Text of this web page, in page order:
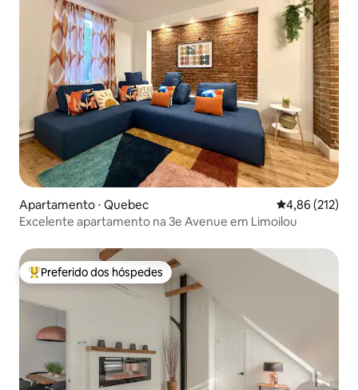
Apartamento ⋅ Quebec 4,86 de uma
4,86 (212)
Excelente apartamento na 3e Avenue em Limoilou
Entre os melhores preferidos dos hóspedes
Preferido dos hóspedes